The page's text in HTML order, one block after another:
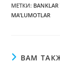
МЕТКИ:
MAʼLUMOTLAR
ВАМ